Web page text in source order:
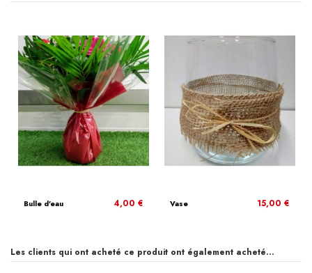
Bulle d'eau 4,00 € Vase 15,00 €
Les clients qui ont acheté ce produit ont également acheté...